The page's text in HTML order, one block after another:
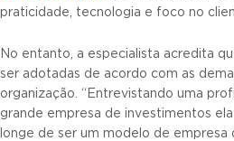
praticidade, tecnologia e foco no
No entanto, a especialista acredita
ser adotadas de acordo com as
organização. “Entrevistando uma
grande empresa de investimentos ela
longe de ser um modelo de empresa